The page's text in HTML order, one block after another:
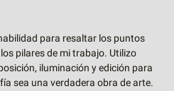
para resaltar los puntos
pilares de mi trabajo. Utilizo
iluminación y edición para
sea una verdadera obra de arte.